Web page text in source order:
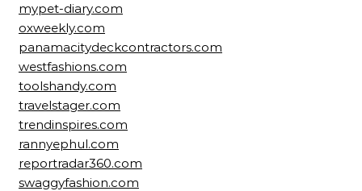
mypet-diary.com
oxweekly.com
panamacitydeckcontractors.com
westfashions.com
toolshandy.com
travelstager.com
trendinspires.com
rannyephul.com
reportradar360.com
swaggyfashion.com